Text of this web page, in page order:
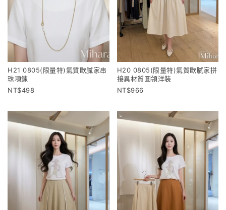
H21 0805(限量特)氣質歐膩家串
珠項鍊
498
H20 0805(限量特)氣質歐膩家拼
接異材質圓領洋裝
966